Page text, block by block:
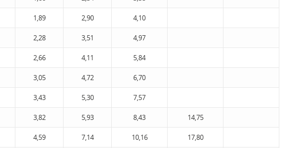
1,89 2,90 4,10
2,28 3,51 4,97
2,66 4,11 5,84
3,05 4,72 6,70
3,43 5,30 7,57
3,82 5,93 8,43 14,75
4,59 7,14 10,16 17,80